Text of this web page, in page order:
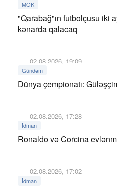
MOK
"Qarabağ"ın futbolçusu iki
kənarda qalacaq
02.08.2026, 19:09
Gündəm
Dünya çempionatı:
02.08.2026, 17:28
İdman
Ronaldo və Corcina
02.08.2026, 17:02
İdman